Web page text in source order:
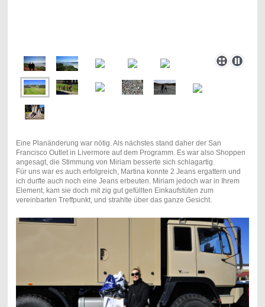
Eine Planänderung war nötig. Als nächstes stand daher der San
Francisco Outlet in Livermore auf dem Programm. Es war also Shoppen
angesagt, die Stimmung von Miriam besserte sich schlagartig.
Für uns war es auch erfolgreich, Martina konnte 2 Jeans ergattern und
ich durfte auch noch eine Jeans erbeuten. Miriam jedoch war in Ihrem
Element, kam sie doch mit zig gut gefüllten Einkaufstüten zum
vereinbarten Treffpunkt, und strahlte über das ganze Gesicht.